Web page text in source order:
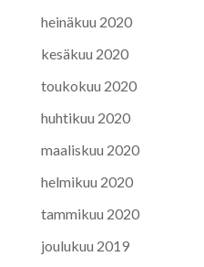
heinäkuu 2020
kesäkuu 2020
toukokuu 2020
huhtikuu 2020
maaliskuu 2020
helmikuu 2020
tammikuu 2020
joulukuu 2019